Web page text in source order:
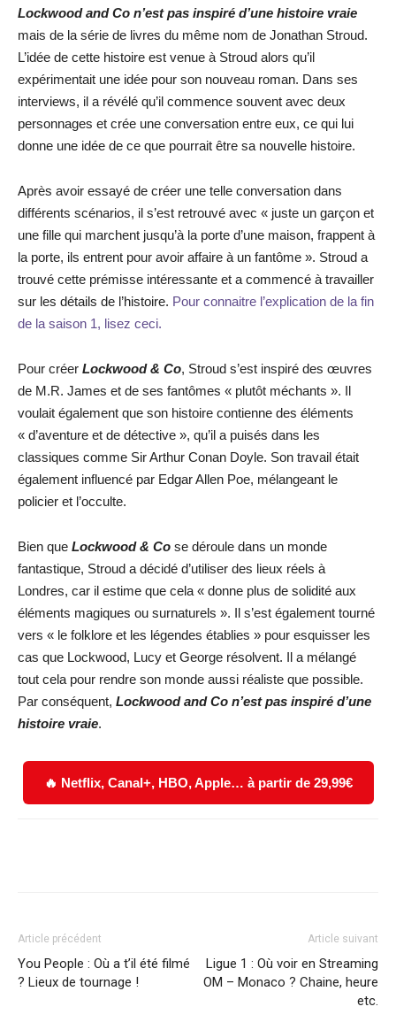
Lockwood and Co n’est pas inspiré d’une histoire vraie
mais de la série de livres du même nom de Jonathan Stroud.
L’idée de cette histoire est venue à Stroud alors qu’il
expérimentait une idée pour son nouveau roman. Dans ses
interviews, il a révélé qu’il commence souvent avec deux
personnages et crée une conversation entre eux, ce qui lui
donne une idée de ce que pourrait être sa nouvelle histoire.
Après avoir essayé de créer une telle conversation dans
différents scénarios, il s’est retrouvé avec « juste un garçon et
une fille qui marchent jusqu’à la porte d’une maison, frappent à
la porte, ils entrent pour avoir affaire à un fantôme ». Stroud a
trouvé cette prémisse intéressante et a commencé à travailler
sur les détails de l’histoire. Pour connaitre l’explication de la fin
de la saison 1, lisez ceci.
Pour créer Lockwood & Co, Stroud s’est inspiré des œuvres
de M.R. James et de ses fantômes « plutôt méchants ». Il
voulait également que son histoire contienne des éléments
« d’aventure et de détective », qu’il a puisés dans les
classiques comme Sir Arthur Conan Doyle. Son travail était
également influencé par Edgar Allen Poe, mélangeant le
policier et l’occulte.
Bien que Lockwood & Co se déroule dans un monde
fantastique, Stroud a décidé d’utiliser des lieux réels à
Londres, car il estime que cela « donne plus de solidité aux
éléments magiques ou surnaturels ». Il s’est également tourné
vers « le folklore et les légendes établies » pour esquisser les
cas que Lockwood, Lucy et George résolvent. Il a mélangé
tout cela pour rendre son monde aussi réaliste que possible.
Par conséquent, Lockwood and Co n’est pas inspiré d’une
histoire vraie.
🔥 Netflix, Canal+, HBO, Apple… à partir de 29,99€
Article précédent
You People : Où a t’il été filmé
? Lieux de tournage !
Article suivant
Ligue 1 : Où voir en Streaming
OM – Monaco ? Chaine, heure
etc.